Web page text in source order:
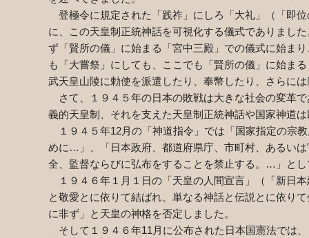
登極令に規定された「践祚」にしろ「大礼」（「即
に、この天皇制正統神話を可視化する儀式でありまし
ず「賢所の儀」に始まる「宮中三殿」での儀式に始ま
も「大嘗祭」にしても、ここでも「賢所の儀」に始ま
武天皇山陵に勅使を派遣したり、奉幣したり、さらに
さて、１９４５年の日本の敗戦は大きな社会の変革
義的天皇制、それを支えた天皇制正統神話や国家神道
１９４５年12月の「神道指令」では「国家指定の宗
めに…」、「日本政府、都道府県庁、市町村、あるい
全、監督ならびに弘布をすることを禁止する。…」と
１９４６年１月１日の「天皇の人間宣言」（「新日
と敬愛とに依りて結ばれ、単なる神話と伝説とに依り
に非ず」と天皇の神格を否定しました。
そして１９４６年11 月に公布された日本国憲法では